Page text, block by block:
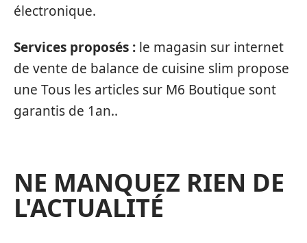
électronique.
Services proposés : le magasin sur internet
de vente de balance de cuisine slim propose
une Tous les articles sur M6 Boutique sont
garantis de 1an..
NE MANQUEZ RIEN DE
L'ACTUALITÉ